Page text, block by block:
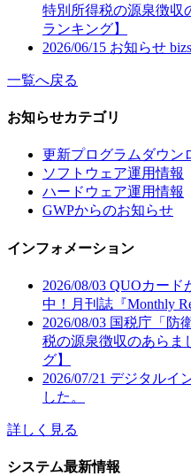
特別所得税の源泉徴収
ランキング】
2026/06/15 お知らせ
一覧へ戻る
お知らせカテゴリ
更新プログラムダウン
ソフトウェア運用情報
ハードウェア運用情報
GWPからのお知らせ
インフォメーション
2026/08/03 QUOカード
中！月刊誌『Monthly
2026/08/03 国税庁「防
税の源泉徴収のあらま
グ】
2026/07/21 デジタルイ
した。
詳しく見る
システム最新情報